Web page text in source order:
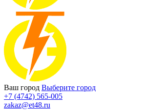
Ваш город Выберите город
+7 (4742) 565-005
zakaz@et48.ru